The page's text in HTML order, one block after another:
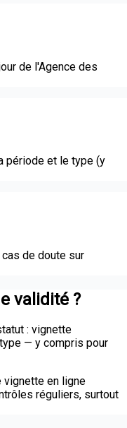
de l'Agence des
période et le type (y
de doute sur
validité ?
: vignette
— y compris pour
vignette en ligne
réguliers, surtout